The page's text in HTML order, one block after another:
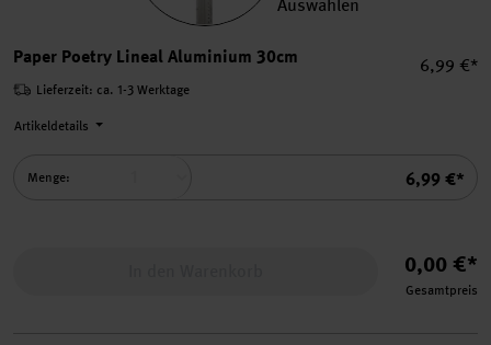
Paper Poetry Lineal Aluminium 30cm
6,99 €*
Summe
6,99 €*
Lieferzeit: ca. 1-3 Werktage
Artikeldetails
Menge:
0,00 €*
Gesamtpreis